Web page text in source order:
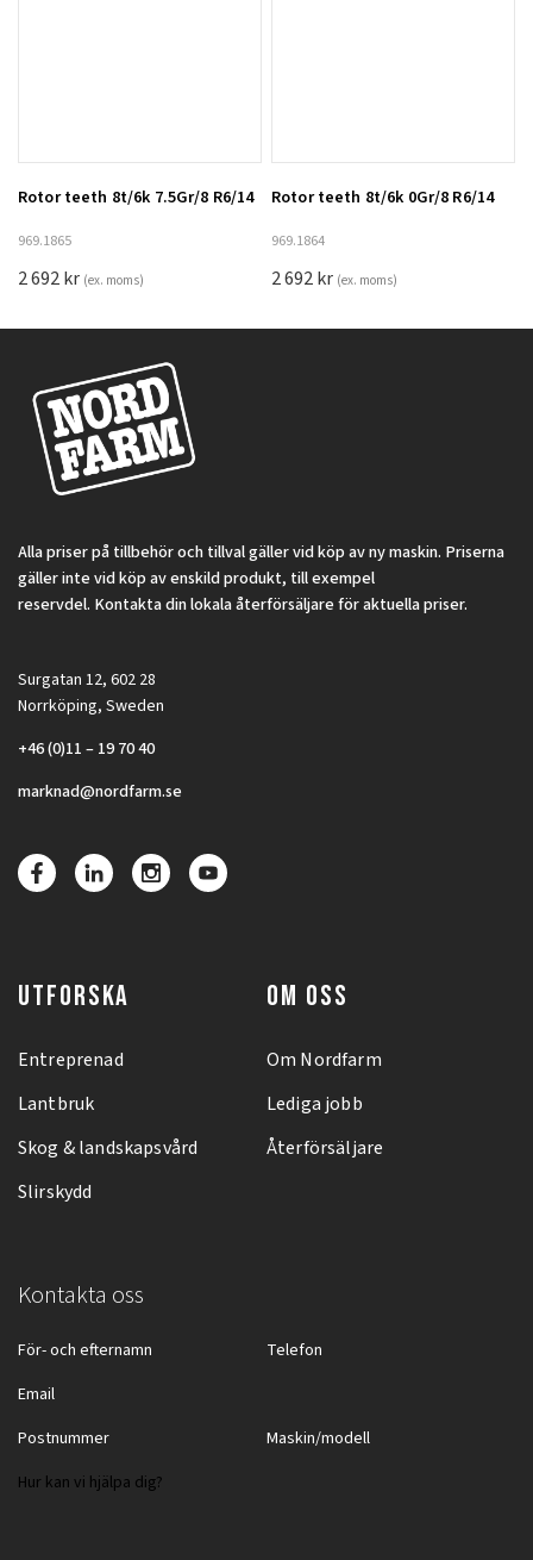
Lägg till i varukorg
Rotor teeth 8t/6k 7.5Gr/8 R6/14
969.1865
2 692kr (ex. moms)
Rotor teeth 8t/6k 0Gr/8 R6/14
969.1864
2 692kr (ex. moms)
Alla priser på tillbehör och tillval gäller vid köp av ny maskin. Priserna
gäller inte vid köp av enskild produkt, till exempel
reservdel. Kontakta din lokala återförsäljare för aktuella priser.
Surgatan 12, 602 28
Norrköping, Sweden
+46 (0)11 – 19 70 40
marknad@nordfarm.se
UTFORSKA
Entreprenad
Lantbruk
Skog & landskapsvård
Slirskydd
OM OSS
Om Nordfarm
Lediga jobb
Återförsäljare
Kontakta oss